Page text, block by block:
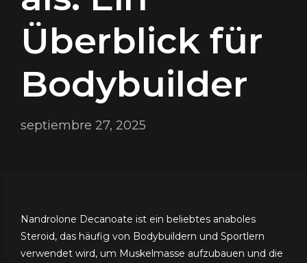
Überblick für
Bodybuilder
septiembre 27, 2025
Nandrolone Decanoate ist ein beliebtes anaboles
Steroid, das häufig von Bodybuildern und Sportlern
verwendet wird, um Muskelmasse aufzubauen und die